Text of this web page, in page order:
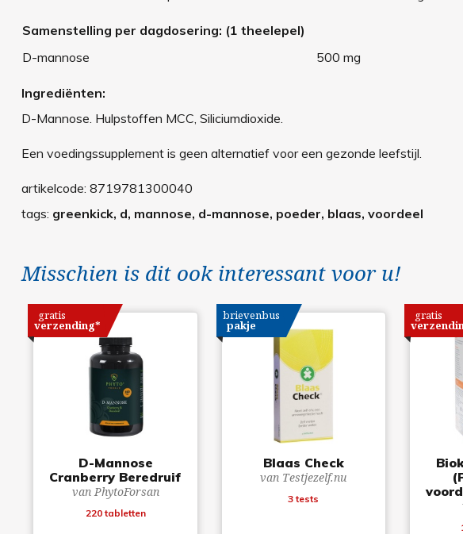
Samenstelling per dagdosering: (1 theelepel)
D-mannose
500 mg
Ingrediënten:
D-Mannose. Hulpstoffen MCC, Siliciumdioxide.
Een voedingssupplement is geen alternatief voor een gezonde leefstijl.
artikelcode: 8719781300040
tags: greenkick, d, mannose, d-mannose, poeder, blaas, voordeel
Misschien is dit ook interessant voor u!
D-Mannose
Cranberry Beredruif
van PhytoForsan
220 tabletten
gratis
verzending*
Blaas Check
van Testjezelf.nu
3 tests
brievenbus
pakje
gratis